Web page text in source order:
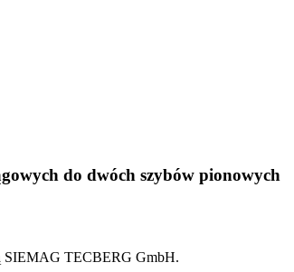
do dwóch szybów pionowych
SIEMAG TECBERG GmbH.